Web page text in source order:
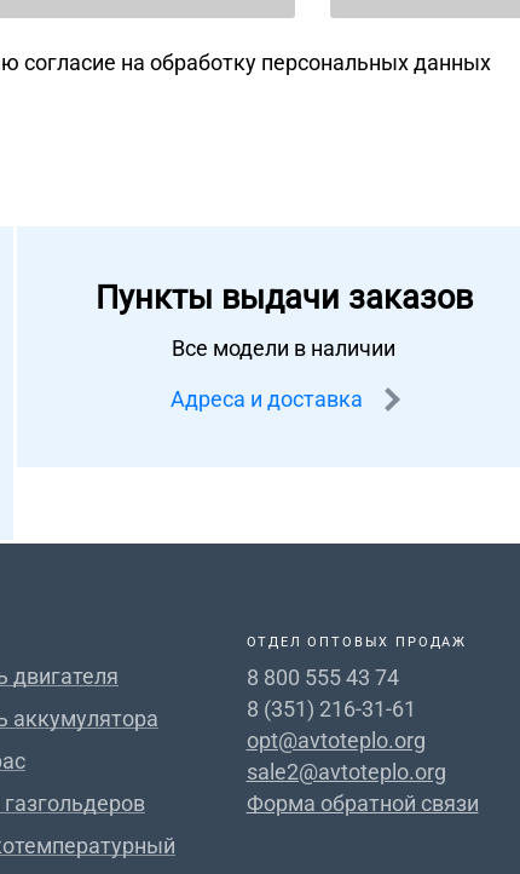
согласие на обработку персональных данных
Пункты выдачи заказов
Все модели в наличии
Адреса и доставка
двигателя
аккумулятора
ОТДЕЛ ОПТОВЫХ ПРОДАЖ
8 800 555 43 74
8 (351) 216-31-61
opt@avtoteplo.org
sale2@avtoteplo.org
Форма обратной связи